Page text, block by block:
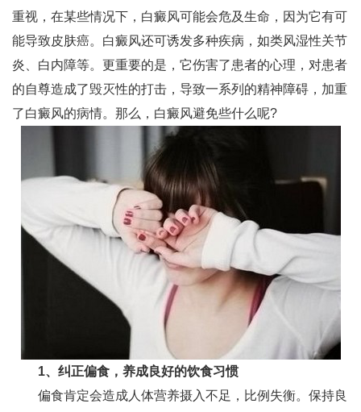
重视，在某些情况下，白癜风可能会危及生命，因为它有可
能导致皮肤癌。白癜风还可诱发多种疾病，如类风湿性关节
炎、白内障等。更重要的是，它伤害了患者的心理，对患者
的自尊造成了毁灭性的打击，导致一系列的精神障碍，加重
了白癜风的病情。那么，白癜风避免些什么呢?
1、纠正偏食，养成良好的饮食习惯
偏食肯定会造成人体营养摄入不足，比例失衡。保持良